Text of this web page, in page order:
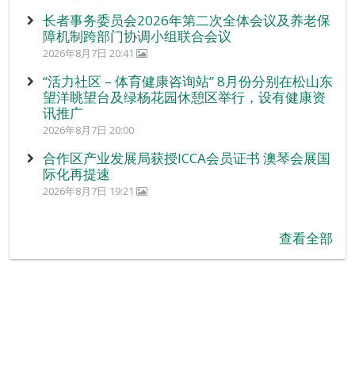
长者事务委员会2026年第二次全体会议及养老保
障机制跨部门协调小组联合会议
2026年8月7日 20:41
“活力社区 – 体育健康咨询站” 8月份分别在松山东
望洋眺望台及绿杨花园休憩区举行，设有健康资
讯推广
2026年8月7日 20:00
合作区产业发展局获授ICCA会员证书 澳琴会展国
际化再提速
2026年8月7日 19:21
查看全部